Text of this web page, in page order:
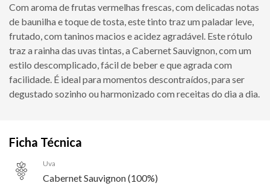
Com aroma de frutas vermelhas frescas, com delicadas notas
de baunilha e toque de tosta, este tinto traz um paladar leve,
frutado, com taninos macios e acidez agradável. Este rótulo
traz a rainha das uvas tintas, a Cabernet Sauvignon, com um
estilo descomplicado, fácil de beber e que agrada com
facilidade. É ideal para momentos descontraídos, para ser
degustado sozinho ou harmonizado com receitas do dia a dia.
Ficha Técnica
Uva
Cabernet Sauvignon (100%)